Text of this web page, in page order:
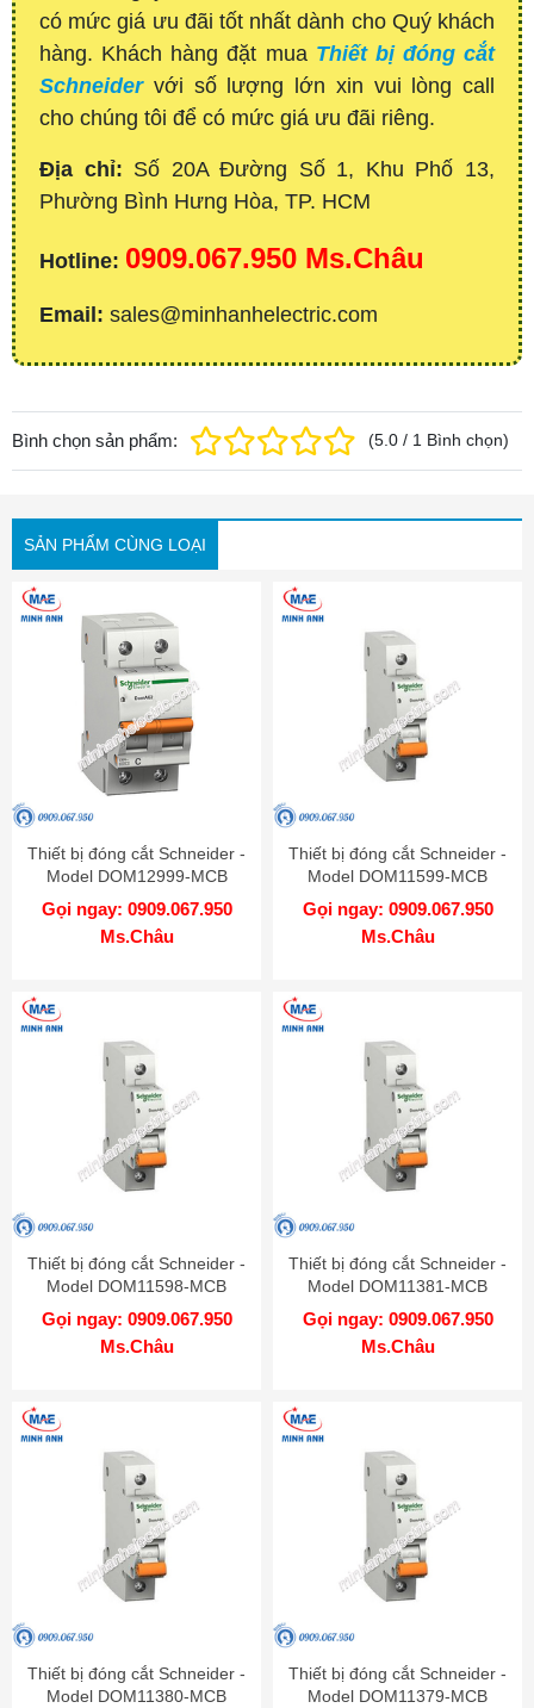
có mức giá ưu đãi tốt nhất dành cho Quý khách
hàng. Khách hàng đặt mua Thiết bị đóng cắt
Schneider với số lượng lớn xin vui lòng call
cho chúng tôi để có mức giá ưu đãi riêng.
Địa chỉ: Số 20A Đường Số 1, Khu Phố 13,
Phường Bình Hưng Hòa, TP. HCM
Hotline: 0909.067.950 Ms.Châu
Email: sales@minhanhelectric.com
Bình chọn sản phẩm: (5.0 / 1 Bình chọn)
SẢN PHẨM CÙNG LOẠI
Thiết bị đóng cắt Schneider -
Model DOM12999-MCB
Gọi ngay: 0909.067.950
Ms.Châu
Thiết bị đóng cắt Schneider -
Model DOM11599-MCB
Gọi ngay: 0909.067.950
Ms.Châu
Thiết bị đóng cắt Schneider -
Model DOM11598-MCB
Gọi ngay: 0909.067.950
Ms.Châu
Thiết bị đóng cắt Schneider -
Model DOM11381-MCB
Gọi ngay: 0909.067.950
Ms.Châu
Thiết bị đóng cắt Schneider -
Model DOM11380-MCB
Thiết bị đóng cắt Schneider -
Model DOM11379-MCB